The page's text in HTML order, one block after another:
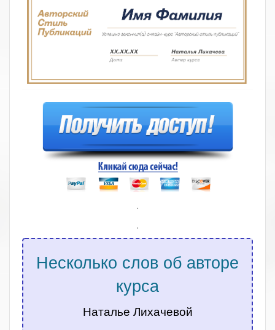
.
.
Несколько слов об авторе
курса
Наталье Лихачевой